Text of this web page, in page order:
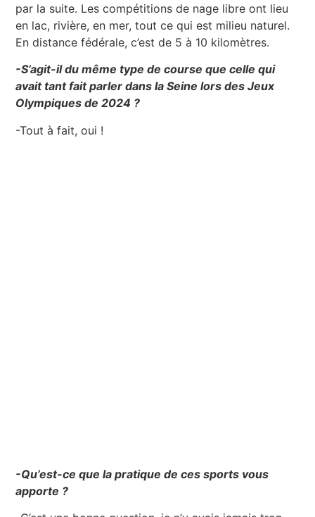
par la suite. Les compétitions de nage libre ont lieu
en lac, rivière, en mer, tout ce qui est milieu naturel.
En distance fédérale, c’est de 5 à 10 kilomètres.
-S’agit-il du même type de course que celle qui
avait tant fait parler dans la Seine lors des Jeux
Olympiques de 2024 ?
-Tout à fait, oui !
-Qu’est-ce que la pratique de ces sports vous
apporte ?